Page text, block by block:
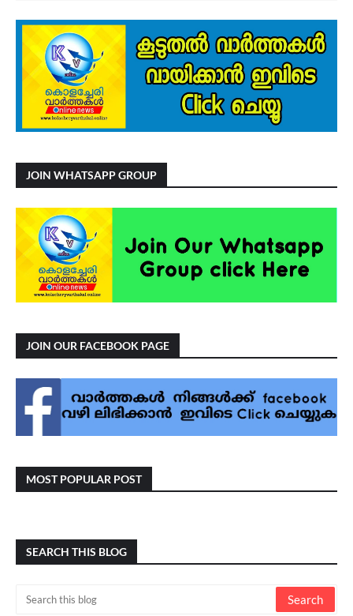
JOIN WHATSAPP GROUP
JOIN OUR FACEBOOK PAGE
MOST POPULAR POST
SEARCH THIS BLOG